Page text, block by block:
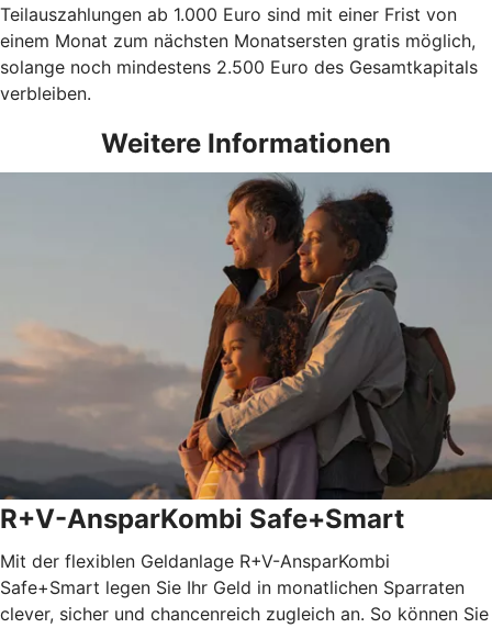
Teilauszahlungen ab 1.000 Euro sind mit einer Frist von
einem Monat zum nächsten Monatsersten gratis möglich,
solange noch mindestens 2.500 Euro des Gesamtkapitals
verbleiben.
Weitere Informationen
R+V-AnsparKombi Safe+Smart
Mit der flexiblen Geldanlage R+V-AnsparKombi
Safe+Smart legen Sie Ihr Geld in monatlichen Sparraten
clever, sicher und chancenreich zugleich an. So können Sie